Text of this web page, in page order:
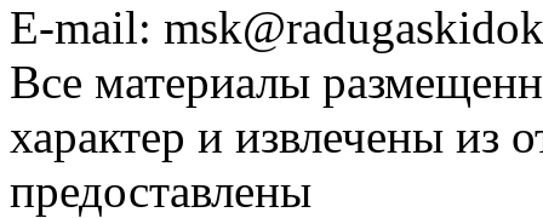
E-mail:
Все материалы
характер и извлечены из
предоставлены